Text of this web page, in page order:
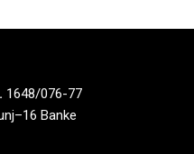
1648/076-77
Banke